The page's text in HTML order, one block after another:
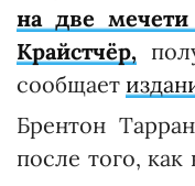
на две мечети
Крайстчёр,
сообщает
Брентон
после того, как